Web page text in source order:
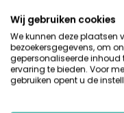
Wordt het een
De regio is ideaal
wildwaterkajakken,
vind je ook een
watersportmeermet
Wij gebruiken cookies
We kunnen deze plaatsen
bezoekersgegevens, om
gepersonaliseerde inhoud
ervaring te bieden. Voor
gebruiken opent u de